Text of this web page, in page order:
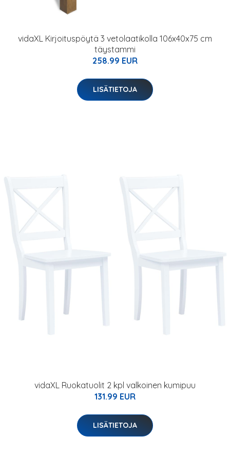
vidaXL Kirjoituspöytä 3 vetolaatikolla 106x40x75 cm
täystammi
258.99 EUR
LISÄTIETOJA
vidaXL Ruokatuolit 2 kpl valkoinen kumipuu
131.99 EUR
LISÄTIETOJA